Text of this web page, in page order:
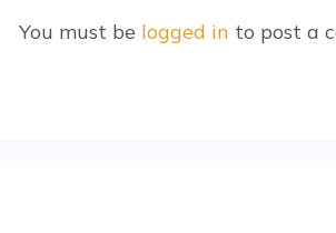
You must be logged in to post a